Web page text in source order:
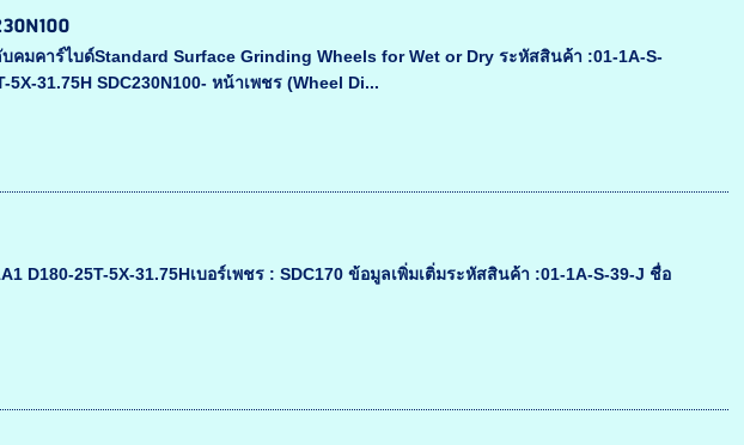
คมคาร์ไบด์Standard Surface Grinding Wheels for Wet or Dry ระหัสสินค้า :01-1A-S-
31.75H SDC230N100- หน้าเพชร (Wheel Di...
D180-25T-5X-31.75Hเบอร์เพชร : SDC170 ข้อมูลเพิ่มเติ่มระหัสสินค้า :01-1A-S-39-J ชื่อ